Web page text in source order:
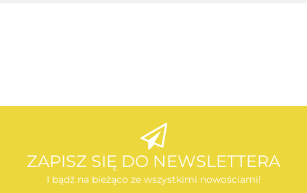
AEG
ZAPISZ SIĘ DO NEWSLETTERA
I bądź na bieżąco ze wszystkimi nowościami!